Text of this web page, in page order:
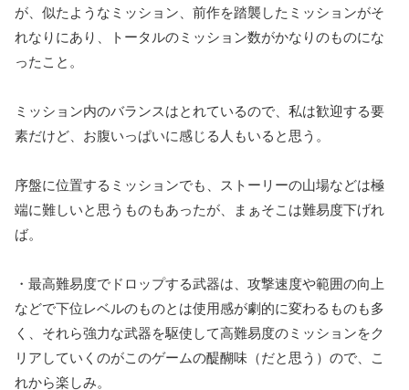
が、似たようなミッション、前作を踏襲したミッションがそ
れなりにあり、トータルのミッション数がかなりのものにな
ったこと。
ミッション内のバランスはとれているので、私は歓迎する要
素だけど、お腹いっぱいに感じる人もいると思う。
序盤に位置するミッションでも、ストーリーの山場などは極
端に難しいと思うものもあったが、まぁそこは難易度下げれ
ば。
・最高難易度でドロップする武器は、攻撃速度や範囲の向上
などで下位レベルのものとは使用感が劇的に変わるものも多
く、それら強力な武器を駆使して高難易度のミッションをク
リアしていくのがこのゲームの醍醐味（だと思う）ので、こ
れから楽しみ。